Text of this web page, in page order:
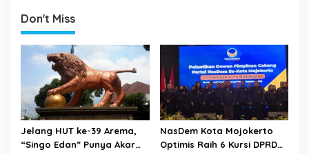
i
g
t
i
o
n
Don't Miss
Jelang HUT ke-39 Arema,
“Singo Edan” Punya Akar
NasDem Kota Mojokerto
Optimis Raih 6 Kursi DPRD